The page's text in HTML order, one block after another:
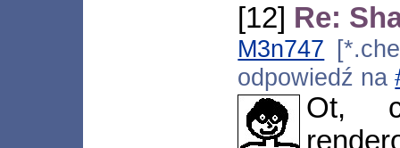
[12] Re:
M3n747
odpowiedź na
Ot,